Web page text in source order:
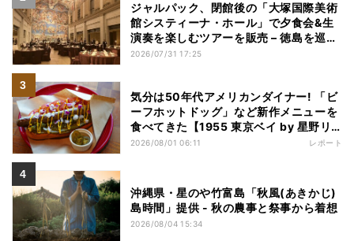
ジャルパック、閉館後の「大塚国際美術
館システィーナ・ホール」で夕食会&生
演奏を楽しむツアーを販売 – 徳島を巡る
5つのコース
2026/07/31 17:25
気分は50年代アメリカンダイナー! 「ビ
ーフホットドッグ」など新作メニューを
食べてきた【1955 東京ベイ by 星野リ
ゾート宿泊レポ】
2026/08/01 06:11 レポート
沖縄県・星のや竹富島「秋風(あきかじ)
島時間」提供 - 秋の農事と祭事から着想
2026/08/04 15:34